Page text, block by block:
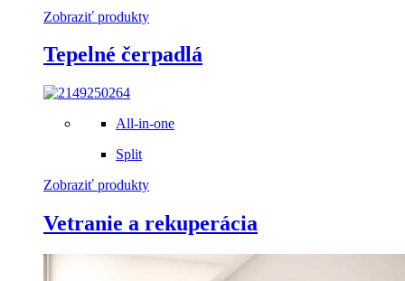
Zobraziť produkty
Tepelné čerpadlá
All-in-one
Split
Zobraziť produkty
Vetranie a rekuperácia